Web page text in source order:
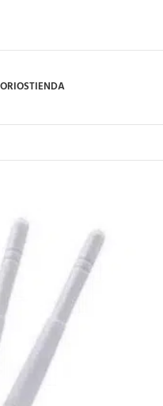
TIENDA